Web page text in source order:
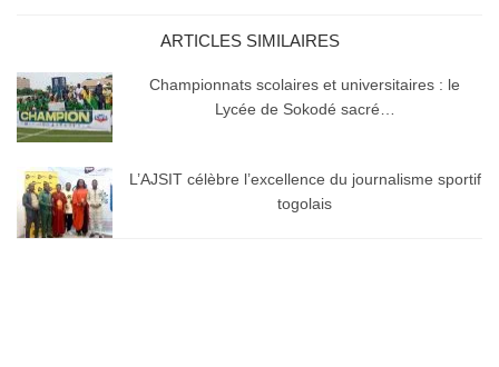
ARTICLES SIMILAIRES
Championnats scolaires et universitaires : le
Lycée de Sokodé sacré…
L’AJSIT célèbre l’excellence du journalisme sportif
togolais